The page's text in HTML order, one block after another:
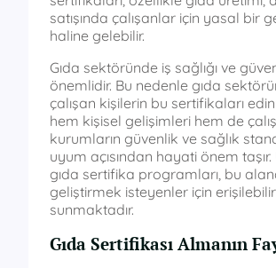
satışında çalışanlar için yasal bir
haline gelebilir.
Gıda sektöründe iş sağlığı ve
önemlidir. Bu nedenle gıda
çalışan kişilerin bu sertifikaları
hem kişisel gelişimleri hem de
kurumların güvenlik ve sağlık
uyum açısından hayati önem
gıda sertifika programları, bu
geliştirmek isteyenler için
sunmaktadır.
Gıda Sertifikası Almanın